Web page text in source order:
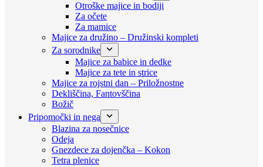
Otroške majice in bodiji
Za očete
Za mamice
Majice za družino – Družinski kompleti
Za sorodnike
Majice za babice in dedke
Majice za tete in strice
Majice za rojstni dan – Priložnostne
Dekliščina, Fantovščina
Božič
Pripomočki in nega
Blazina za nosečnice
Odeja
Gnezdece za dojenčka – Kokon
Tetra plenice